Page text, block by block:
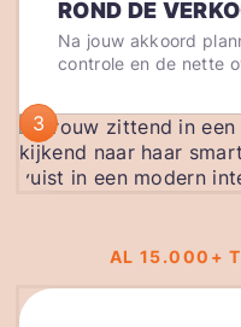
ROND DE
Na jouw akkoord
controle en de nette
3
AL 15.000+